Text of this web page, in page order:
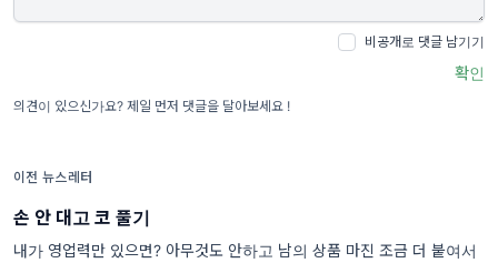
비공개로 댓글 남기기
확인
의견이 있으신가요? 제일 먼저 댓글을 달아보세요 !
이전 뉴스레터
손 안 대고 코 풀기
내가 영업력만 있으면? 아무것도 안하고 남의 상품 마진 조금 더 붙여서